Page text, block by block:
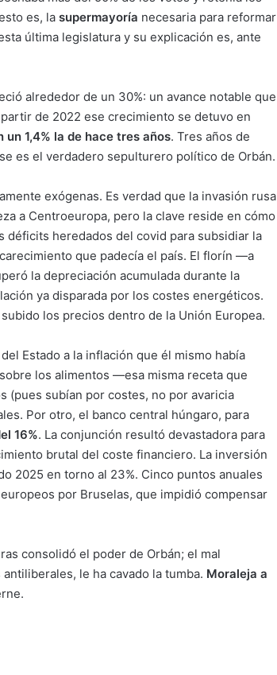
es, la supermayoría necesaria para reformar
última legislatura y su explicación es, ante
alrededor de un 30%: un avance notable que
de 2022 ese crecimiento se detuvo en
1,4% la de hace tres años. Tres años de
es el verdadero sepulturero político de Orbán.
exógenas. Es verdad que la invasión rusa
a Centroeuropa, pero la clave reside en cómo
déficits heredados del covid para subsidiar la
que padecía el país. El florín —a
la depreciación acumulada durante la
ya disparada por los costes energéticos.
los precios dentro de la Unión Europea.
Estado a la inflación que él mismo había
los alimentos —esa misma receta que
subían por costes, no por avaricia
Por otro, el banco central húngaro, para
16%. La conjunción resultó devastadora para
brutal del coste financiero. La inversión
2025 en torno al 23%. Cinco puntos anuales
por Bruselas, que impidió compensar
consolidó el poder de Orbán; el mal
le ha cavado la tumba. Moraleja a